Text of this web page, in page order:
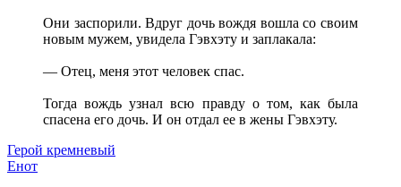
Они заспорили. Вдруг дочь вождя вошла со своим
новым мужем, увидела Гэвхэту и заплакала:
— Отец, меня этот человек спас.
Тогда вождь узнал всю правду о том, как была
спасена его дочь. И он отдал ее в жены Гэвхэту.
Герой кремневый
Енот